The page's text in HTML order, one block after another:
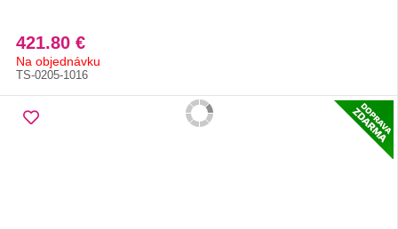
421.80 €
Na objednávku
TS-0205-1016